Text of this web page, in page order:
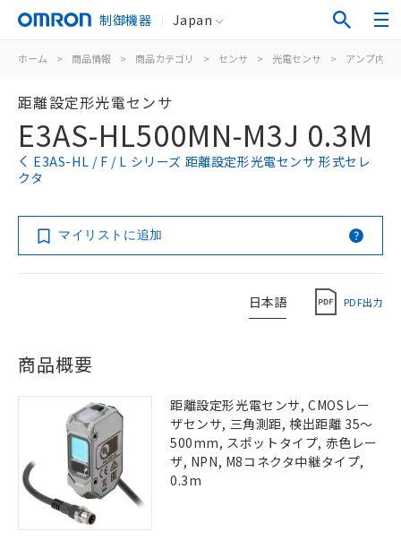
制御機器 Japan
ホーム > 商品情報 > 商品カテゴリ > センサ > 光電センサ > アンプ内蔵
距離設定形光電センサ
E3AS-HL500MN-M3J 0.3M
E3AS-HL / F / L シリーズ 距離設定形光電センサ 形式セレ
クタ
マイリストに追加
日本語 PDF出力
商品概要
距離設定形光電センサ, CMOSレー
ザセンサ, 三角測距, 検出距離 35～
500mm, スポットタイプ, 赤色レー
ザ, NPN, M8コネクタ中継タイプ,
0.3m